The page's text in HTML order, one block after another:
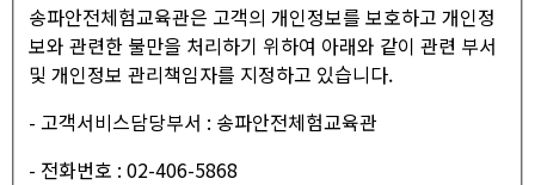
송파안전체험교육관은 고객의 개인정보를 보호하고 개인정
보와 관련한 불만을 처리하기 위하여 아래와 같이 관련 부서
및 개인정보 관리책임자를 지정하고 있습니다.
- 고객서비스담당부서 : 송파안전체험교육관
- 전화번호 : 02-406-5868